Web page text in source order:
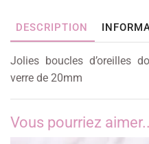
DESCRIPTION
Jolies boucles d’oreilles
verre de 20mm
Vous pourriez